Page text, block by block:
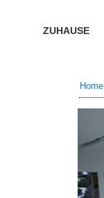
ZUHAUSE
Home